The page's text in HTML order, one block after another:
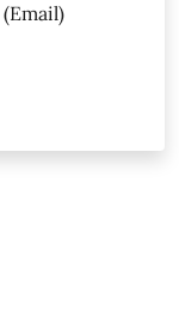
(Email)